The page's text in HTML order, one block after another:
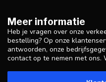
Meer informatie
Heb je vragen over onze
bestelling? Op onze
antwoorden, onze
contact op te nemen met ons.